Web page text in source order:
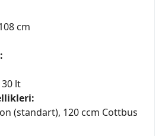
cm
lt
(standart), 120 ccm Cottbus